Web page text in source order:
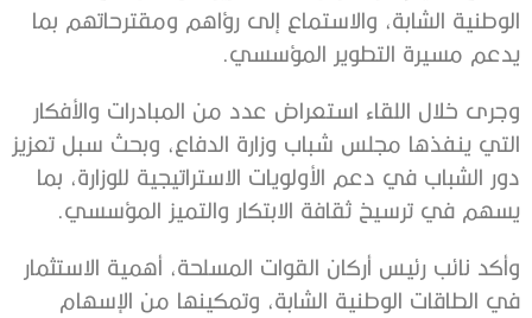
الوطنية الشابة، والاستماع إلى رؤاهم ومقترحاتهم بما
يدعم مسيرة التطوير المؤسسي.
وجرى خلال اللقاء استعراض عدد من المبادرات والأفكار
التي ينفذها مجلس شباب وزارة الدفاع، وبحث سبل تعزيز
دور الشباب في دعم الأولويات الاستراتيجية للوزارة، بما
يسهم في ترسيخ ثقافة الابتكار والتميز المؤسسي.
وأكد نائب رئيس أركان القوات المسلحة، أهمية الاستثمار
في الطاقات الوطنية الشابة، وتمكينها من الإسهام